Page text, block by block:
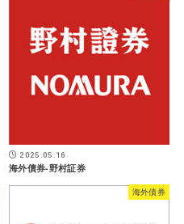
2025.05.16
海外債券-野村証券
海外債券